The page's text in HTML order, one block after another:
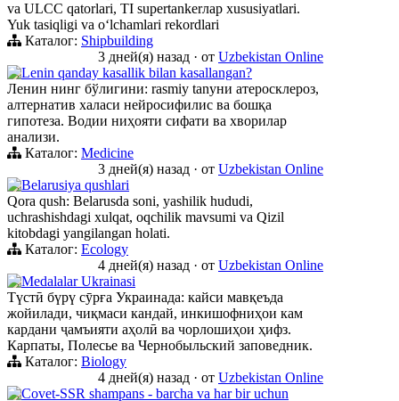
va ULCC qatorlari, TI supertankerлар xususiyatlari.
Yuk tasiqligi va oʻlchamlari rekordlari
Каталог: Shipbuilding
3 дней(я) назад · от Uzbekistan Online
Lenin qanday kasallik bilan kasallangan?
Ленин нинг бўлигини: rasmiy tanуни атеросклероз,
алтернатив халаси нейросифилис ва бошқа
гипотеза. Водии ниҳояти сифати ва хворилар
анализи.
Каталог: Medicine
3 дней(я) назад · от Uzbekistan Online
Belarusiya qushlari
Qora qush: Belarusda soni, yashilik hududi,
uchrashishdagi xulqat, oqchilik mavsumi va Qizil
kitobdagi yangilangan holati.
Каталог: Ecology
4 дней(я) назад · от Uzbekistan Online
Medalalar Ukrainasi
Түстӣ бүрү сӯрға Украинада: кайси мавқеъда
жойилади, чиқмаси кандай, инкишофниҳои кам
кардани ҷамъияти аҳолӣ ва чорлошиҳои ҳифз.
Карпаты, Полесье ва Чернобыльский заповедник.
Каталог: Biology
4 дней(я) назад · от Uzbekistan Online
Сovet-SSR shampans - barcha va har bir uchun